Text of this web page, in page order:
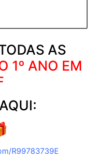
AS
1º ANO EM
R99783739E